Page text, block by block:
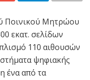
Ποινικού Μητρώου
εκατ. σελίδων
110 αιθουσών
ψηφιακής
ένα από τα